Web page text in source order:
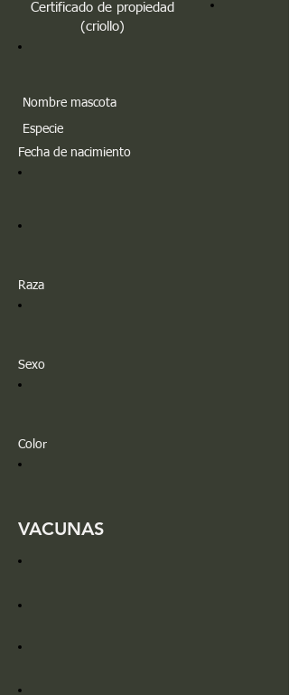
Certificado de propiedad
(criollo)
Nombre mascota
Especie
Fecha de nacimiento
Raza
Sexo
Color
VACUNAS